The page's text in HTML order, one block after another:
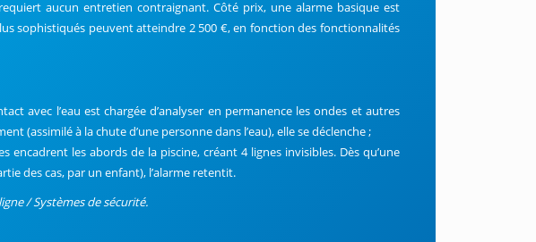
aucun entretien contraignant. Côté prix, une alarme basique est
sophistiqués peuvent atteindre 2 500 €, en fonction des fonctionnalités
avec l’eau est chargée d’analyser en permanence les ondes et autres
(assimilé à la chute d’une personne dans l’eau), elle se déclenche ;
encadrent les abords de la piscine, créant 4 lignes invisibles. Dès qu’une
des cas, par un enfant), l’alarme retentit.
/ Systèmes de sécurité.